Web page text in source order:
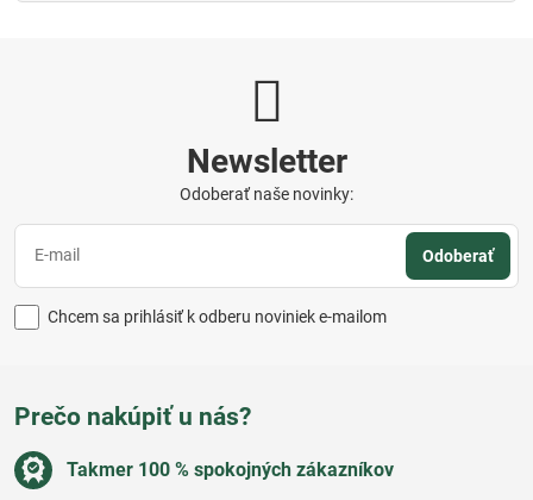
Newsletter
Odoberať naše novinky:
Odoberať
Chcem sa prihlásiť k odberu noviniek e-mailom
Prečo nakúpiť u nás?
Takmer 100 % spokojných zákazníkov